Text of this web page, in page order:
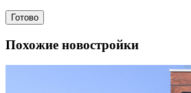
Готово
Похожие новостройки